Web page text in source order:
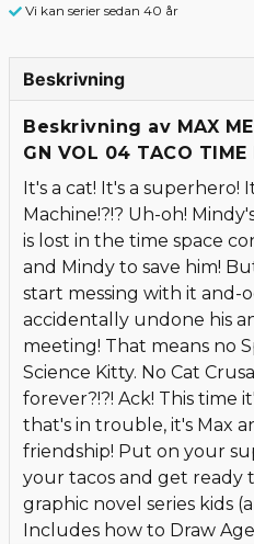
Vi kan serier sedan 40 år
Beskrivning
Beskrivning av MAX
GN VOL 04 TACO TIME
It's a cat! It's a superhero!
Machine!?!? Uh-oh!
is lost in the time space
and Mindy to save him!
start messing with it and-
accidentally undone his
meeting! That means no
Science Kitty. No Cat
forever?!?! Ack! This time
that's in trouble, it's Max
friendship! Put on your
your tacos and get ready
graphic novel series kids
Includes how to Draw